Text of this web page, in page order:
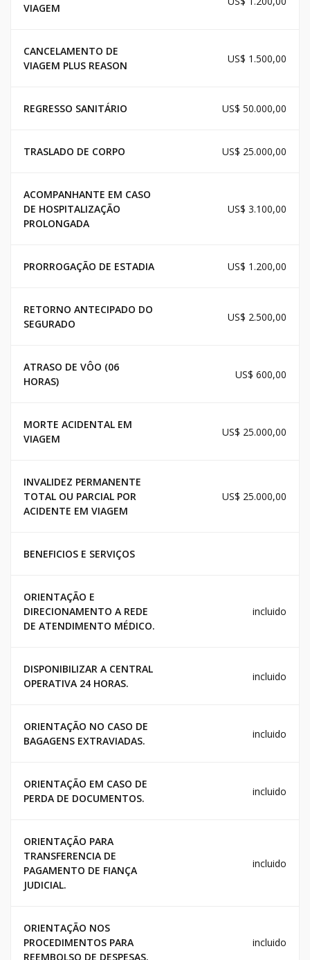
VIAGEM
CANCELAMENTO DE
VIAGEM PLUS REASON
US$ 1.500,00
REGRESSO SANITÁRIO US$ 50.000,00
TRASLADO DE CORPO US$ 25.000,00
ACOMPANHANTE EM CASO
DE HOSPITALIZAÇÃO
PROLONGADA
US$ 3.100,00
PRORROGAÇÃO DE ESTADIA US$ 1.200,00
RETORNO ANTECIPADO DO
SEGURADO
US$ 2.500,00
ATRASO DE VÔO (06
HORAS)
US$ 600,00
MORTE ACIDENTAL EM
VIAGEM
US$ 25.000,00
INVALIDEZ PERMANENTE
TOTAL OU PARCIAL POR
ACIDENTE EM VIAGEM
US$ 25.000,00
BENEFICIOS E SERVIÇOS
ORIENTAÇÃO E
DIRECIONAMENTO A REDE
DE ATENDIMENTO MÉDICO.
incluido
DISPONIBILIZAR A CENTRAL
OPERATIVA 24 HORAS.
incluido
ORIENTAÇÃO NO CASO DE
BAGAGENS EXTRAVIADAS.
incluido
ORIENTAÇÃO EM CASO DE
PERDA DE DOCUMENTOS.
incluido
ORIENTAÇÃO PARA
TRANSFERENCIA DE
PAGAMENTO DE FIANÇA
JUDICIAL.
incluido
ORIENTAÇÃO NOS
PROCEDIMENTOS PARA
REEMBOLSO DE DESPESAS.
incluido